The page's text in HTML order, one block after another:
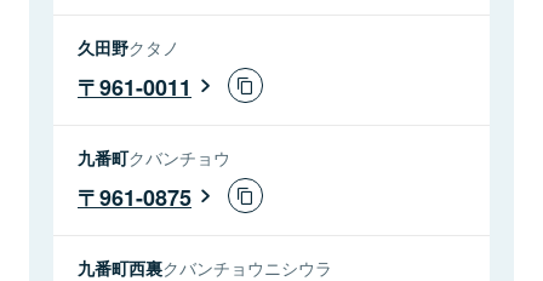
久田野クタノ
961-0011
九番町クバンチョウ
961-0875
九番町西裏クバンチョウニシウラ